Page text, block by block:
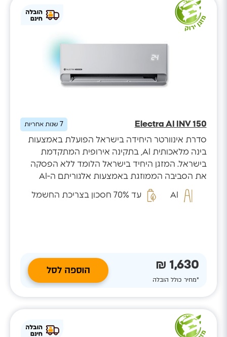
Electra AI INV 150
7שנות אחריות
סדרת אינוורטר היחידה בישראל הפועלת באמצעות
בינה מלאכותית AI, בתקינה אירופית המתקדמת
בישראל. המזגן היחיד בישראל הלומד ללא הפסקה
את הסביבה הממוזגת באמצעות אלגוריתם ה-AI
המזהה...
AI
עד 70% חסכון בצריכת החשמל
1,630 ₪
*מחיר כולל הובלה
הוספה לסל